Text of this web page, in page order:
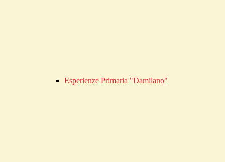
Esperienze Primaria "Damilano"